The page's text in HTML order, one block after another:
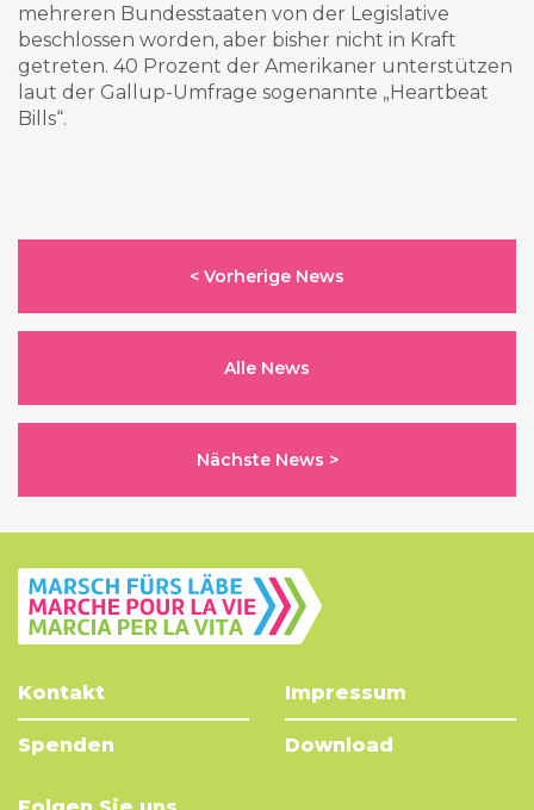
mehreren Bundesstaaten von der Legislative
beschlossen worden, aber bisher nicht in Kraft
getreten. 40 Prozent der Amerikaner unterstützen
laut der Gallup-Umfrage sogenannte „Heartbeat
Bills“.
< Vorherige News
Alle News
Nächste News >
Kontakt Impressum
Spenden Download